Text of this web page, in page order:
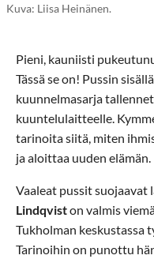
Kuva: Liisa Heinänen.
Pieni, kauniisti
Tässä se on! Pussin
kuunnelmasarja
kuuntelulaitteelle.
tarinoita siitä, miten
ja aloittaa uuden elämän.
Vaaleat pussit
Lindqviston valmis
Tukholman
Tarinoihin on punottu